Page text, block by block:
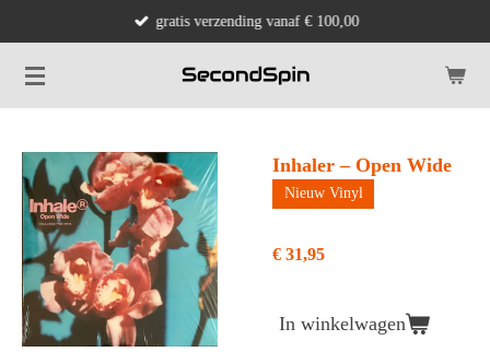
naar
de
gratis verzending vanaf € 100,00
Inhaler – Open Wide
Nieuw Vinyl
€ 31,95
In winkelwagen